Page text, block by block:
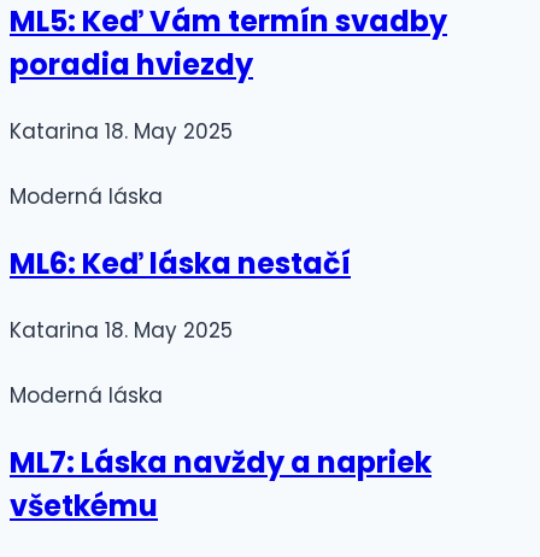
ML5: Keď Vám termín svadby
poradia hviezdy
Katarina 18. May 2025
Moderná láska
ML6: Keď láska nestačí
Katarina 18. May 2025
Moderná láska
ML7: Láska navždy a napriek
všetkému